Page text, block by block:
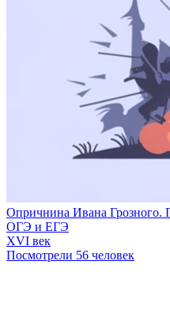
Опричнина Ивана Грозного.
ОГЭ и ЕГЭ
XVI век
Посмотрели 56 человек